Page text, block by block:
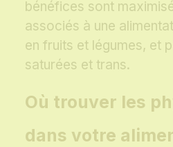
bénéfices sont
associés à une
en fruits et légumes, et
saturées et trans.
Où trouver les
dans votre